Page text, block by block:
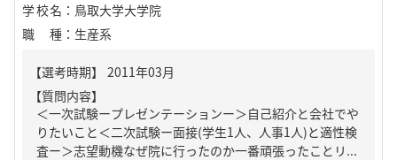
学校名 ： 鳥取大学大学院
職種 ： 生産系
【質問内容】
＜一次試験ープレゼンテーションー＞自己紹介と会社でや
りたいこと＜二次試験ー面接(学生1人、人事1人)と適性検
査ー＞志望動機なぜ院に行ったのか一番頑張ったことリ...